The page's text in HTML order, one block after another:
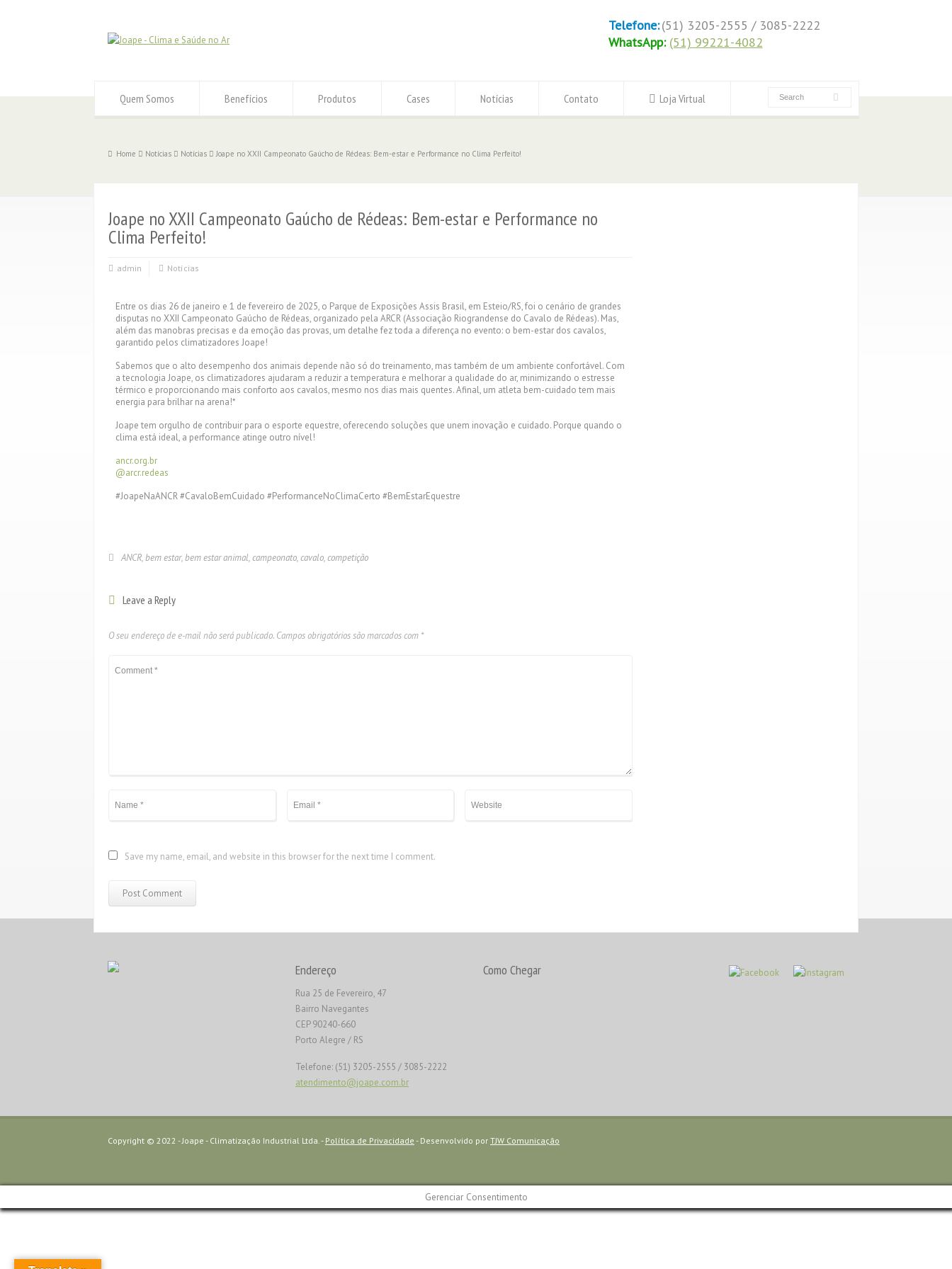
Telefone:(51) 3205-2555 / 3085-2222
WhatsApp: (51) 99221-4082
Quem Somos Benefícios Produtos Cases Notícias Contato Loja Virtual
Home Notícias Notícias Joape no XXII Campeonato Gaúcho de Rédeas: Bem-estar e Performance no Clima Perfeito!
Joape no XXII Campeonato Gaúcho de Rédeas: Bem-estar e Performance no
Clima Perfeito!
admin Notícias
Entre os dias 26 de janeiro e 1 de fevereiro de 2025, o Parque de Exposições Assis Brasil, em Esteio/RS, foi o cenário de grandes
disputas no XXII Campeonato Gaúcho de Rédeas, organizado pela ARCR (Associação Riograndense do Cavalo de Rédeas). Mas,
além das manobras precisas e da emoção das provas, um detalhe fez toda a diferença no evento: o bem-estar dos cavalos,
garantido pelos climatizadores Joape!
Sabemos que o alto desempenho dos animais depende não só do treinamento, mas também de um ambiente confortável. Com
a tecnologia Joape, os climatizadores ajudaram a reduzir a temperatura e melhorar a qualidade do ar, minimizando o estresse
térmico e proporcionando mais conforto aos cavalos, mesmo nos dias mais quentes. Afinal, um atleta bem-cuidado tem mais
energia para brilhar na arena!*
Joape tem orgulho de contribuir para o esporte equestre, oferecendo soluções que unem inovação e cuidado. Porque quando o
clima está ideal, a performance atinge outro nível!
ancr.org.br
@arcr.redeas
#JoapeNaANCR #CavaloBemCuidado #PerformanceNoClimaCerto #BemEstarEquestre
ANCR,bem estar,bem estar animal,campeonato,cavalo,competição
Leave a Reply
O seu endereço de e-mail não será publicado. Campos obrigatórios são marcados com *
Save my name, email, and website in this browser for the next time I comment.
Endereço
Rua 25 de Fevereiro, 47
Bairro Navegantes
CEP 90240-660
Porto Alegre / RS
Telefone: (51) 3205-2555 / 3085-2222
atendimento@joape.com.br
Como Chegar
Copyright © 2022 - Joape - Climatização Industrial Ltda. - Política de Privacidade - Desenvolvido por TJW Comunicação
Gerenciar Consentimento